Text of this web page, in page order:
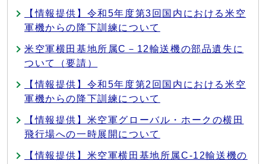
【情報提供】令和5年度第3回国内における米空
軍機からの降下訓練について
米空軍横田基地所属C－12輸送機の部品遺失に
ついて（要請）
【情報提供】令和5年度第2回国内における米空
軍機からの降下訓練について
【情報提供】米空軍グローバル・ホークの横田
飛行場への一時展開について
【情報提供】米空軍横田基地所属C-12輸送機の